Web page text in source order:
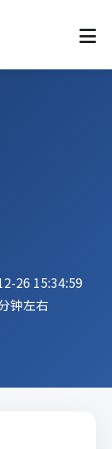
26 15:34:59
钟左右